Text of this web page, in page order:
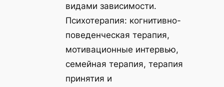
видами зависимости.
Психотерапия: когнитивно-
поведенческая терапия,
мотивационные интервью,
семейная терапия, терапия
принятия и